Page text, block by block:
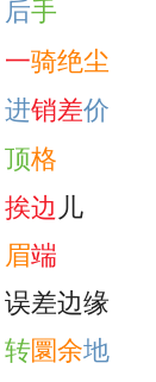
后手
一骑绝尘
进销差价
顶格
挨边 儿
眉端
误差边缘
转圜余地